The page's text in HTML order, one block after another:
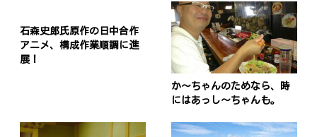
石森史郎氏原作の日中合作
アニメ、構成作業順調に進
展！
か〜ちゃんのためなら、時
にはあっし〜ちゃんも。